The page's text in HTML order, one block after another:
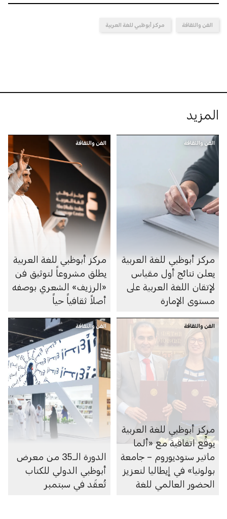
الفن والثقافة مركز أبوظبي للغة العربية
المزيد
الفن والثقافة
مركز أبوظبي للغة العربية
يعلن نتائج أول مقياس
لإتقان اللغة العربية على
مستوى الإمارة
الفن والثقافة
مركز أبوظبي للغة العربية
يطلق مشروعاً لتوثيق فن
«الرزيف» الشعري بوصفه
أصلاً ثقافياً حياً
الفن والثقافة
مركز أبوظبي للغة العربية
يوقِّع اتفاقية مع «ألما
ماتير ستوديوروم – جامعة
بولونيا» في إيطاليا لتعزيز
الحضور العالمي للغة
الفن والثقافة
الدورة الــ35 من معرض
أبوظبي الدولي للكتاب
تُعقَد في سبتمبر